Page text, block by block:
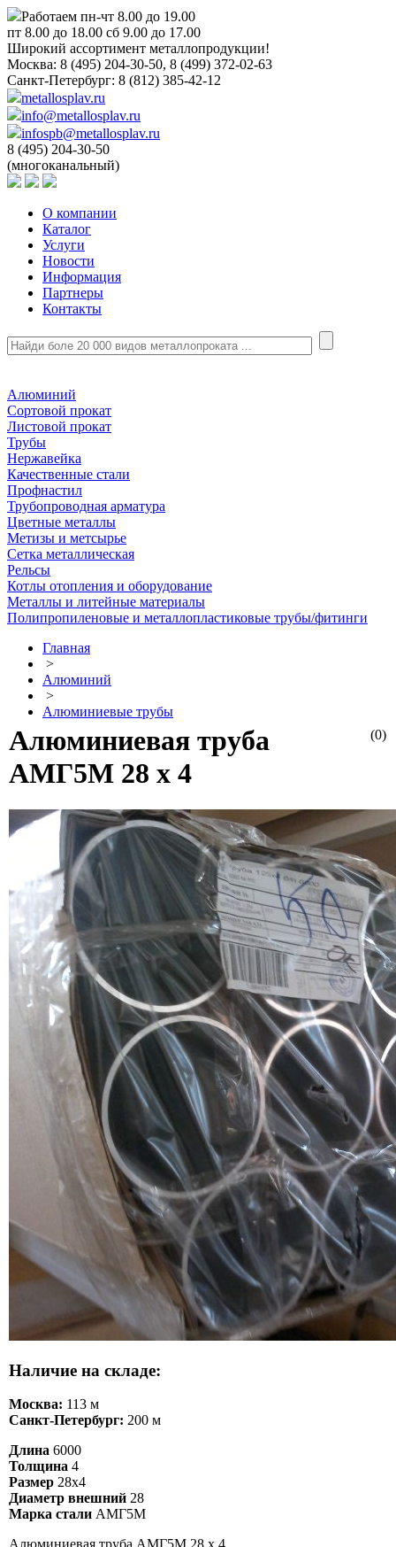
Работаем пн-чт 8.00 до 19.00
пт 8.00 до 18.00 сб 9.00 до 17.00
Широкий ассортимент металлопродукции!
Москва: 8 (495) 204-30-50, 8 (499) 372-02-63
Санкт-Петербург: 8 (812) 385-42-12
metallosplav.ru
info@metallosplav.ru
infospb@metallosplav.ru
8 (495) 204-30-50
(многоканальный)
О компании
Каталог
Услуги
Новости
Информация
Партнеры
Контакты
Алюминий
Сортовой прокат
Листовой прокат
Трубы
Нержавейка
Качественные стали
Профнастил
Трубопроводная арматура
Цветные металлы
Метизы и метсырье
Сетка металлическая
Рельсы
Котлы отопления и оборудование
Металлы и литейные материалы
Полипропиленовые и металлопластиковые трубы/фитинги
Главная
>
Алюминий
>
Алюминиевые трубы
(0)
Алюминиевая труба
АМГ5М 28 х 4
Наличие на складе:
Москва: 113 м
Санкт-Петербург: 200 м
Длина 6000
Толщина 4
Размер 28х4
Диаметр внешний 28
Марка стали АМГ5М